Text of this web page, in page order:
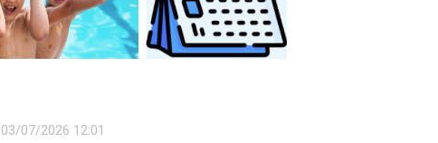
03/07/2026 12:01